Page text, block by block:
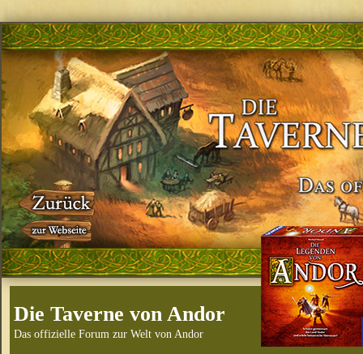
Die Taverne von Andor
Das offizielle Forum zur Welt von Andor